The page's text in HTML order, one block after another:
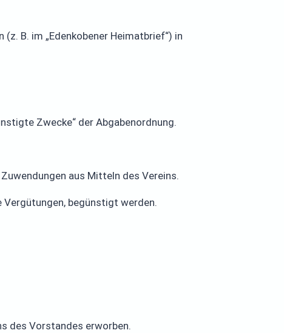
B. im „Edenkobener Heimatbrief“) in
Zwecke“ der Abgabenordnung.
aus Mitteln des Vereins.
Vergütungen, begünstigt werden.
des Vorstandes erworben.